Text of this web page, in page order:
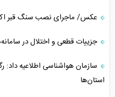
عکس/ ماجرای نصب سنگ قبر
جزییات قطعی و اختلال در
سازمان هواشناسی اطلاعیه داد:
استان‌ها